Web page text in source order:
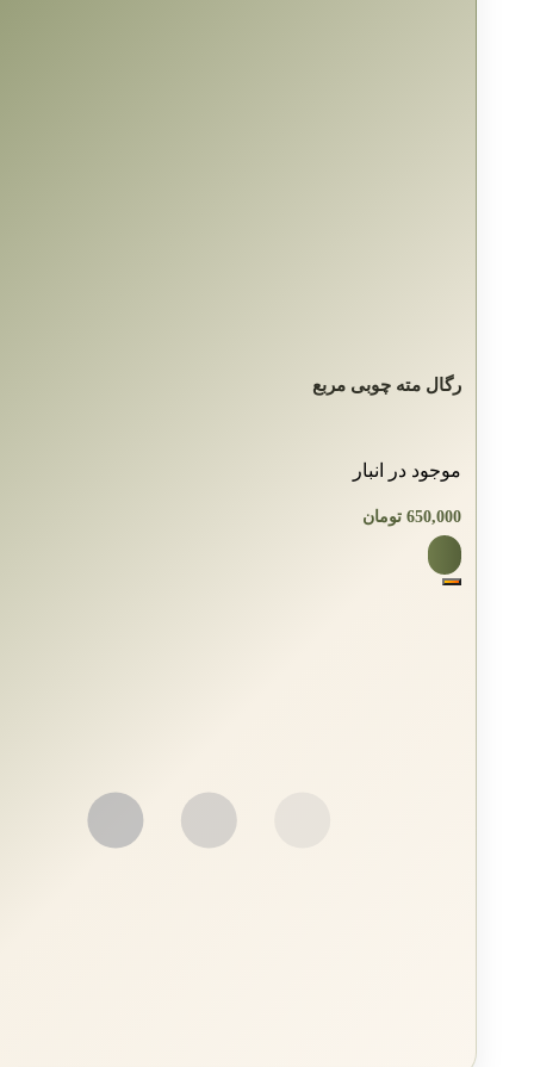
رگال مته چوبی مربع
موجود در انبار
650,000 تومان